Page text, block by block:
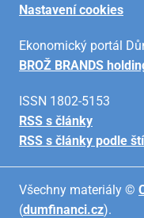
Nastavení cookies
Ekonomický portál
BROŽ BRANDS
ISSN 1802-5153
RSS s články
RSS s články podle
Všechny materiály ©
(dumfinanci.cz).